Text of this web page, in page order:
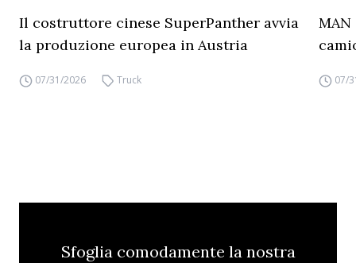
Il costruttore cinese SuperPanther avvia
la produzione europea in Austria
07/31/2026 Truck 07/
Sfoglia comodamente la nostra